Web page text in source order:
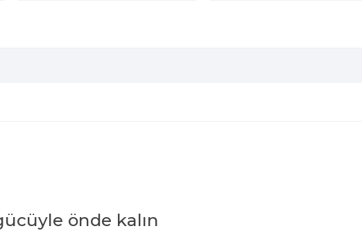
önde kalın